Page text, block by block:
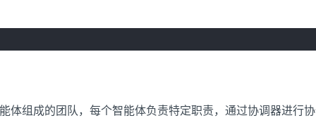
体组成的团队，每个智能体负责特定职责，通过协调器进行协